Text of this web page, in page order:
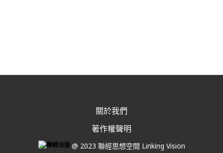
關於我們
著作權聲明
@ 2023 聯經思想空間 Linking Vision